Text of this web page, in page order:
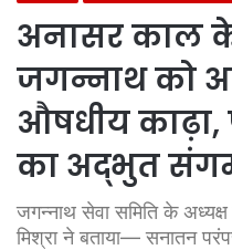
अनासर काल
जगन्नाथ को
औषधीय
का अद्भुत
जगन्नाथ सेवा समिति के अध्यक्ष
मिश्रा ने बताया— सनातन